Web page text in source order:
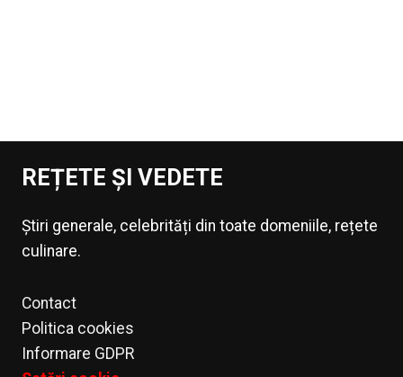
REȚETE ȘI VEDETE
Știri generale, celebrități din toate domeniile, rețete
culinare.
Contact
Politica cookies
Informare GDPR